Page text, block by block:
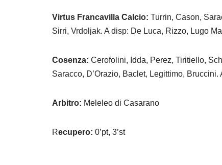
Virtus Francavilla Calcio: Turrin, Cason,
Sirri, Vrdoljak. A disp: De Luca, Rizzo, Lugo
Cosenza: Cerofolini, Idda, Perez, Tiritiello,
Saracco, D’Orazio, Baclet, Legittimo, Bruccini.
Arbitro: Meleleo di Casarano
Recupero: 0’pt, 3’st